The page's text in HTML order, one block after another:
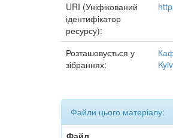
URI (Уніфікований
ідентифікатор
ресурсу):
Розташовується у
зібраннях:
Файли цього матеріалу:
Файл